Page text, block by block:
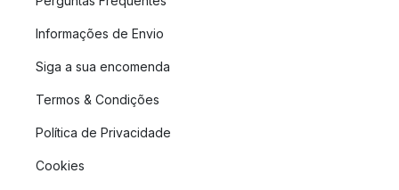
Informações de Envio
Siga a sua encomenda
Termos & Condições
Política de Privacidade
Cookies